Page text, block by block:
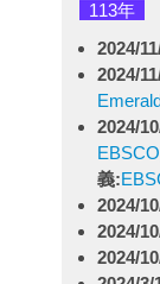
113年
2024/
2024/
2024/
義:
2024/
2024/
2024/